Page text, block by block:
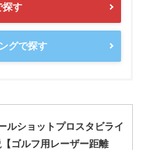
探す
グで探す
ルショットプロスタビライ
ゴルフ用レーザー距離